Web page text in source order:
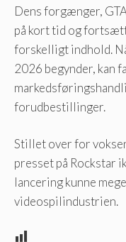
Dens forgænger,
på kort tid og
forskelligt indhold.
2026 begynder, kan
forudbestillinger.
Stillet over for
presset på Rockstar
lancering kunne
videospilindustrien.